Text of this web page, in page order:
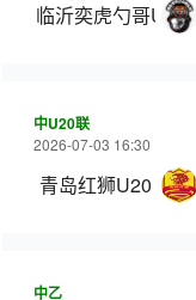
临沂奕虎勺哥U20
中U20联
2026-07-03 16:30
青岛红狮U20
中乙